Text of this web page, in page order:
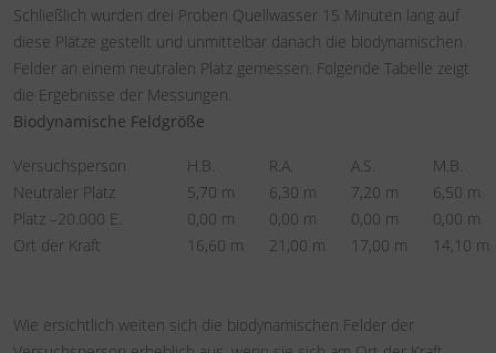
Schließlich wurden drei Proben Quellwasser 15 Minuten lang auf
diese Plätze gestellt und unmittelbar danach die biodynamischen
Felder an einem neutralen Platz gemessen. Folgende Tabelle zeigt
die Ergebnisse der Messungen.
Biodynamische Feldgröße
Versuchsperson H.B. R.A. A.S.
M.B.
Neutraler Platz
5,70 m 6,30 m 7,20 m
6,50 m
Platz –20.000 E.
0,00 m 0,00 m 0,00 m
0,00 m
Ort der Kraft
16,60 m 21,00 m 17,00 m 14,10 m
Wie ersichtlich weiten sich die biodynamischen Felder der